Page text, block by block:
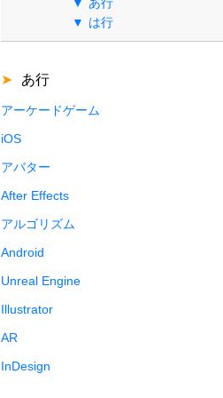
は行
あ行
アーケードゲーム
iOS
アバター
After Effects
アルゴリズム
Android
Unreal Engine
Illustrator
AR
InDesign